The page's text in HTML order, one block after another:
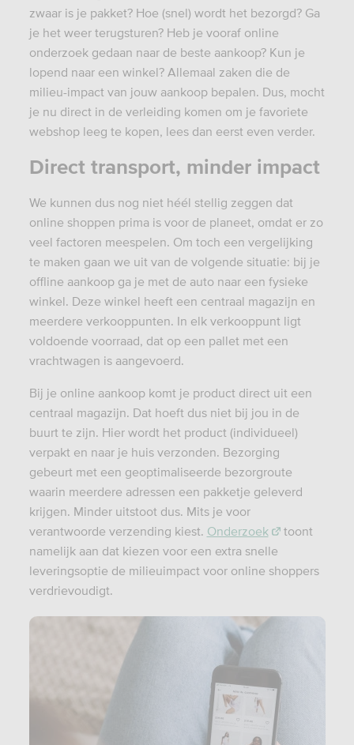
zwaar is je pakket? Hoe (snel) wordt het bezorgd? Ga
je het weer terugsturen? Heb je vooraf online
onderzoek gedaan naar de beste aankoop? Kun je
lopend naar een winkel? Allemaal zaken die de
milieu-impact van jouw aankoop bepalen. Dus, mocht
je nu direct in de verleiding komen om je favoriete
webshop leeg te kopen, lees dan eerst even verder.
Direct transport, minder impact
We kunnen dus nog niet héél stellig zeggen dat
online shoppen prima is voor de planeet, omdat er zo
veel factoren meespelen. Om toch een vergelijking
te maken gaan we uit van de volgende situatie: bij je
offline aankoop ga je met de auto naar een fysieke
winkel. Deze winkel heeft een centraal magazijn en
meerdere verkooppunten. In elk verkooppunt ligt
voldoende voorraad, dat op een pallet met een
vrachtwagen is aangevoerd.
Bij je online aankoop komt je product direct uit een
centraal magazijn. Dat hoeft dus niet bij jou in de
buurt te zijn. Hier wordt het product (individueel)
verpakt en naar je huis verzonden. Bezorging
gebeurt met een geoptimaliseerde bezorgroute
waarin meerdere adressen een pakketje geleverd
krijgen. Minder uitstoot dus. Mits je voor
verantwoorde verzending kiest. Onderzoek
toont
namelijk aan dat kiezen voor een extra snelle
leveringsoptie de milieuimpact voor online shoppers
verdrievoudigt.